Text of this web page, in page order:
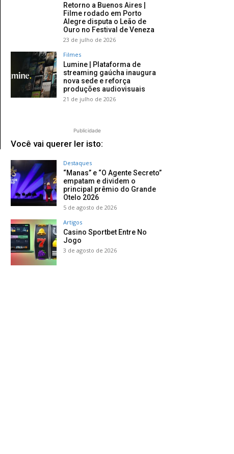
Retorno a Buenos Aires |
Filme rodado em Porto
Alegre disputa o Leão de
Ouro no Festival de Veneza
23 de julho de 2026
Filmes
Lumine | Plataforma de
streaming gaúcha inaugura
nova sede e reforça
produções audiovisuais
21 de julho de 2026
Publicidade
Você vai querer ler isto:
Destaques
“Manas” e “O Agente Secreto”
empatam e dividem o
principal prêmio do Grande
Otelo 2026
5 de agosto de 2026
Artigos
Casino Sportbet Entre No
Jogo
3 de agosto de 2026